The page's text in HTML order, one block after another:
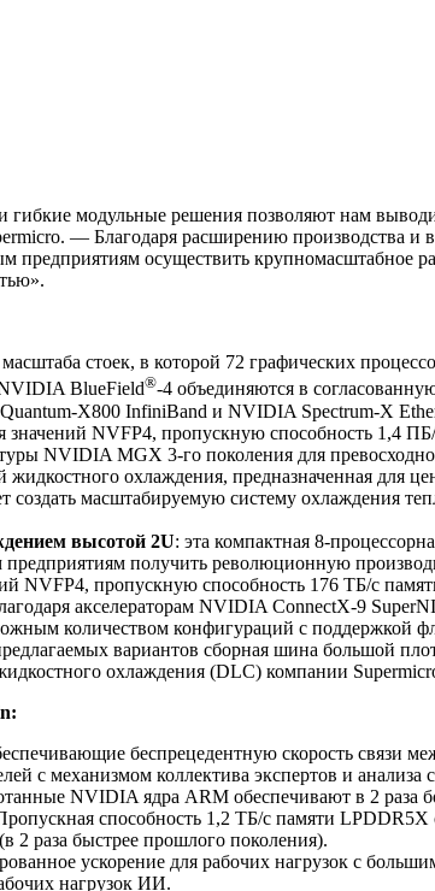
модульные решения позволяют нам
— Благодаря расширению производства
осуществить крупномасштабное
масштаба стоек, в которой 72 графических
BlueField®-4 объединяются в
X800 InfiniBand и NVIDIA Spectrum-X
значений NVFP4, пропускную способность
NVIDIA MGX 3-го поколения для
охлаждения, предназначенная для
масштабируемую систему охлаждения
высотой 2U: эта компактная 8-
получить революционную
NVFP4, пропускную способность 176 ТБ/с
акселераторам NVIDIA ConnectX-9
количеством конфигураций с поддержкой
вариантов сборная шина большой
охлаждения (DLC) компании
беспрецедентную скорость связи
с механизмом коллектива экспертов и
NVIDIA ядра ARM обеспечивают в 2
способность 1,2 ТБ/с памяти
2 раза быстрее прошлого поколения).
ускорение для рабочих нагрузок с
нагрузок ИИ.